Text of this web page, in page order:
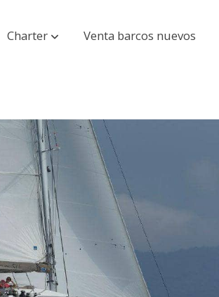
Charter Venta barcos nuevos